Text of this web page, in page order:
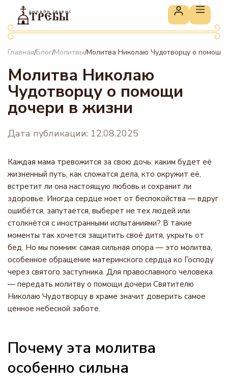
онлайн сервис
ТРЕБЫ
Главная/Блог/Молитвы/Молитва Николаю Чудотворцу о помощи
Молитва Николаю
Чудотворцу о помощи
дочери в жизни
Дата публикации: 12.08.2025
Каждая мама тревожится за свою дочь: каким будет её
жизненный путь, как сложатся дела, кто окружит её,
встретит ли она настоящую любовь и сохранит ли
здоровье. Иногда сердце ноет от беспокойства — вдруг
ошибётся, запутается, выберет не тех людей или
столкнётся с иностранными испытаниями? В такие
моменты так хочется защитить своё дитя, укрыть от
бед. Но мы помним: самая сильная опора — это молитва,
особенное обращение материнского сердца ко Господу
через святого заступника. Для православного человека
— передать молитву о помощи дочери Святителю
Николаю Чудотворцу в храме значит доверить самое
ценное небесной заботе.
Почему эта молитва
особенно сильна